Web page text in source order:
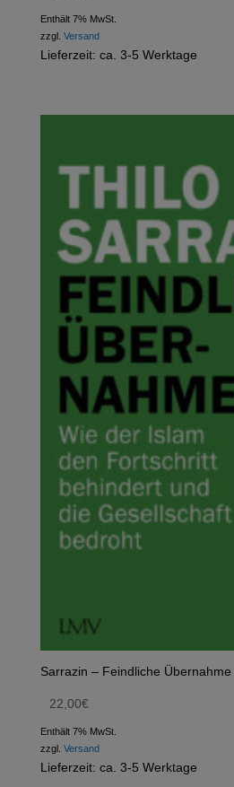
Enthält 7% MwSt.
zzgl. Versand
Lieferzeit: ca. 3-5 Werktage
Sarrazin – Feindliche
22,00€
Enthält 7% MwSt.
zzgl. Versand
Lieferzeit: ca. 3-5 Werktage